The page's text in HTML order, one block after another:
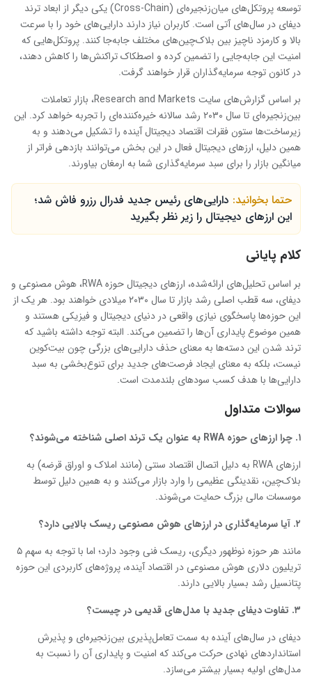
توسعه پروتکل‌های میان‌زنجیره‌ای (Cross-Chain) یکی دیگر از ابعاد ترند
دیفای در سال‌های آتی است. کاربران نیاز دارند دارایی‌های خود را با سرعت
بالا و کارمزد ناچیز بین بلاک‌چین‌های مختلف جابه‌جا کنند. پروتکل‌هایی که
امنیت این جابه‌جایی را تضمین کرده و اصطکاک تراکنش‌ها را کاهش دهند،
در کانون توجه سرمایه‌گذاران قرار خواهند گرفت.
بر اساس گزارش‌های سایت Research and Markets، بازار تعاملات
بین‌زنجیره‌ای تا سال ۲۰۳۰ رشد سالانه خیره‌کننده‌ای را تجربه خواهد کرد. این
زیرساخت‌ها ستون فقرات اقتصاد دیجیتال آینده را تشکیل می‌دهند و به
همین دلیل، ارزهای دیجیتال فعال در این بخش می‌توانند بازدهی فراتر از
میانگین بازار را برای سبد سرمایه‌گذاری شما به ارمغان بیاورند.
حتما بخوانید: دارایی‌های رئیس جدید فدرال رزرو فاش شد؛
این ارزهای دیجیتال را زیر نظر بگیرید
کلام پایانی
بر اساس تحلیل‌های ارائه‌شده، ارزهای دیجیتال حوزه RWA، هوش مصنوعی و
دیفای، سه قطب اصلی رشد بازار تا سال ۲۰۳۰ میلادی خواهند بود. هر یک از
این حوزه‌ها پاسخگوی نیازی واقعی در دنیای دیجیتال و فیزیکی هستند و
همین موضوع پایداری آن‌ها را تضمین می‌کند. البته توجه داشته باشید که
ترند شدن این دسته‌ها به معنای حذف دارایی‌های بزرگی چون بیت‌کوین
نیست، بلکه به معنای ایجاد فرصت‌های جدید برای تنوع‌بخشی به سبد
دارایی‌ها با هدف کسب سودهای بلندمدت است.
سوالات متداول
۱. چرا ارزهای حوزهRWA
به عنوان یک ترند اصلی شناخته می‌شوند؟
ارزهای RWA به دلیل اتصال اقتصاد سنتی (مانند املاک و اوراق قرضه) به
بلاک‌چین، نقدینگی عظیمی را وارد بازار می‌کنند و به همین دلیل توسط
موسسات مالی بزرگ حمایت می‌شوند.
۲. آیا سرمایه‌گذاری در ارزهای هوش مصنوعی ریسک بالایی دارد؟
مانند هر حوزه نوظهور دیگری، ریسک فنی وجود دارد؛ اما با توجه به سهم ۵
تریلیون دلاری هوش مصنوعی در اقتصاد آینده، پروژه‌های کاربردی این حوزه
پتانسیل رشد بسیار بالایی دارند.
۳. تفاوت دیفای جدید با مدل‌های قدیمی در چیست؟
دیفای در سال‌های آینده به سمت تعامل‌پذیری بین‌زنجیره‌ای و پذیرش
استانداردهای نهادی حرکت می‌کند که امنیت و پایداری آن را نسبت به
مدل‌های اولیه بسیار بیشتر می‌سازد.